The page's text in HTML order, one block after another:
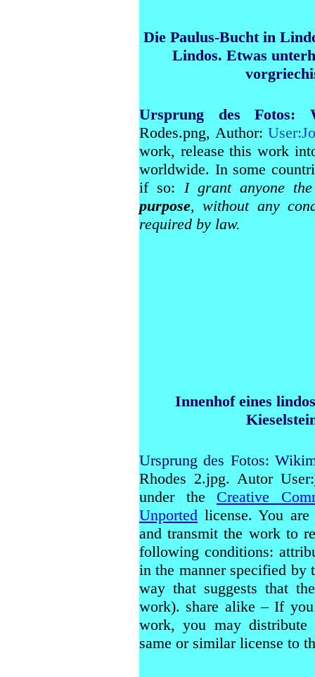
Die Paulus-Bucht in
Lindos. Etwas
Ursprung des
Rodes.png, Author:
work, release this work
worldwide. In some
if so: I grant anyone
purpose, without any
required by law.
Innenhof eines
Ursprung des Fotos:
Rhodes 2.jpg. Autor User:
under the Creative
Unported license. You
and transmit the work to
following conditions:
in the manner specified by
way that suggests that
work). share alike – If you
work, you may
same or similar license to